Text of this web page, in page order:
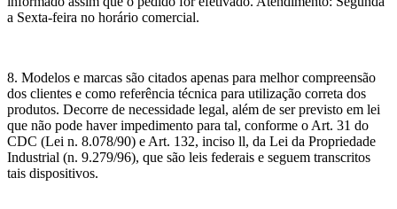
a Sexta-feira no horário comercial.
8. Modelos e marcas são citados apenas para melhor compreensão
dos clientes e como referência técnica para utilização correta dos
produtos. Decorre de necessidade legal, além de ser previsto em lei
que não pode haver impedimento para tal, conforme o Art. 31 do
CDC (Lei n. 8.078/90) e Art. 132, inciso ll, da Lei da Propriedade
Industrial (n. 9.279/96), que são leis federais e seguem transcritos
tais dispositivos.